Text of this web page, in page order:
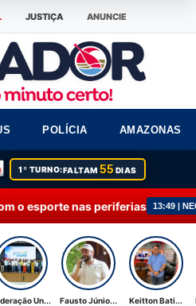
JUSTIÇA ANUNCIE
POLÍCIA AMAZONAS
1º TURNO:FALTAM55 DIAS
nas periferias 13:49 | NEGÓCIOS
Un... Fausto Júnio... Keitton Bati...